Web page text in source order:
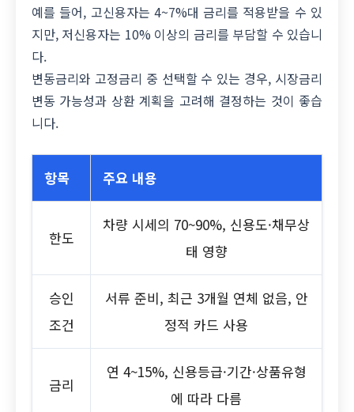
예를 들어, 고신용자는 4~7%대 금리를 적용받을 수 있
지만, 저신용자는 10% 이상의 금리를 부담할 수 있습니
다.
변동금리와 고정금리 중 선택할 수 있는 경우, 시장금리
변동 가능성과 상환 계획을 고려해 결정하는 것이 좋습
니다.
항목 주요 내용
한도
차량 시세의 70~90%, 신용도·채무상
태 영향
승인
조건
서류 준비, 최근 3개월 연체 없음, 안
정적 카드 사용
금리
연 4~15%, 신용등급·기간·상품유형
에 따라 다름